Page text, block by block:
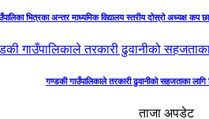
भित्रका अन्तर माध्यमिक विद्यालय स्तरीय दोस्रो अध्यक्ष कप
गण्डकी गाउँपालिकाले तरकारी ढुवानीको सहजताका लागि
ताजा अपडेट